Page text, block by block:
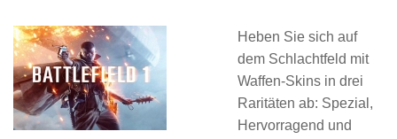
Heben Sie sich auf
dem Schlachtfeld mit
Waffen-Skins in drei
Raritäten ab: Spezial,
Hervorragend und